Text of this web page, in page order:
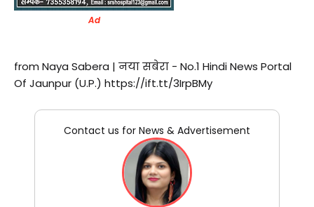
Ad
from Naya Sabera | नया सबेरा - No.1 Hindi News Portal
Of Jaunpur (U.P.) https://ift.tt/3IrpBMy
Contact us for News & Advertisement